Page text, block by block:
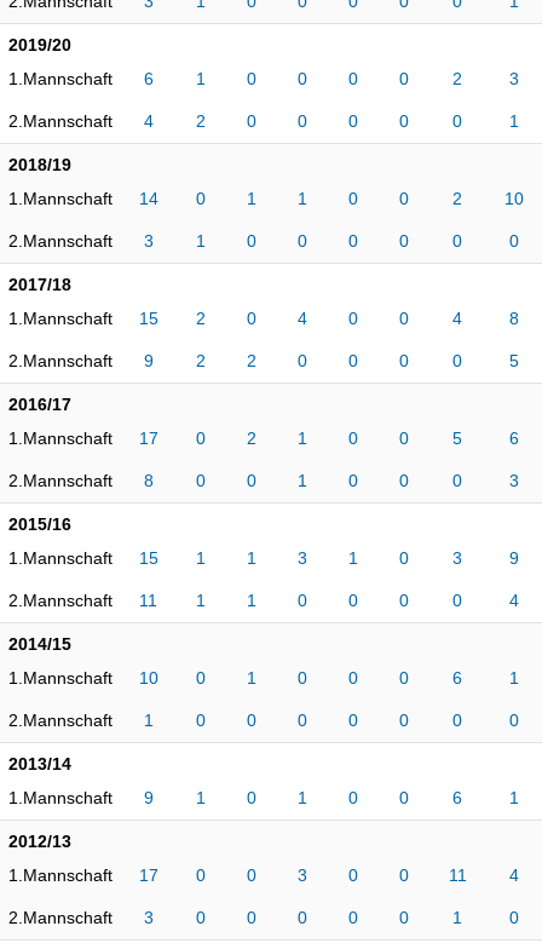
2019/20
1.Mannschaft
6 1 0 0 0 0 2 3
2.Mannschaft 4 2 0 0 0 0 0 1
2018/19
1.Mannschaft
14 0 1 1 0 0 2 10
2.Mannschaft 3 1 0 0 0 0 0 0
2017/18
1.Mannschaft
15 2 0 4 0 0 4 8
2.Mannschaft 9 2 2 0 0 0 0 5
2016/17
1.Mannschaft
17 0 2 1 0 0 5 6
2.Mannschaft 8 0 0 1 0 0 0 3
2015/16
1.Mannschaft
15 1 1 3 1 0 3 9
2.Mannschaft 11 1 1 0 0 0 0 4
2014/15
1.Mannschaft
10 0 1 0 0 0 6 1
2.Mannschaft 1 0 0 0 0 0 0 0
2013/14
1.Mannschaft
9 1 0 1 0 0 6 1
2012/13
1.Mannschaft
17 0 0 3 0 0 11 4
2.Mannschaft 3 0 0 0 0 0 1 0